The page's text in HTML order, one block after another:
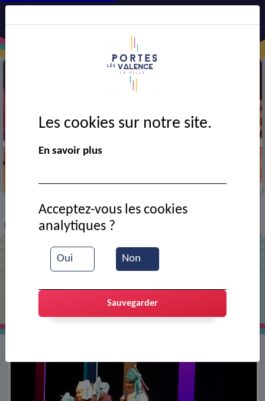
> VIE MUNICIPALE > Ressources documentaires
Festival AJT 2017
Les cookies sur notre site.
En savoir plus
Oui Non
Acceptez-vous les cookies
analytiques ?
Sauvegarder